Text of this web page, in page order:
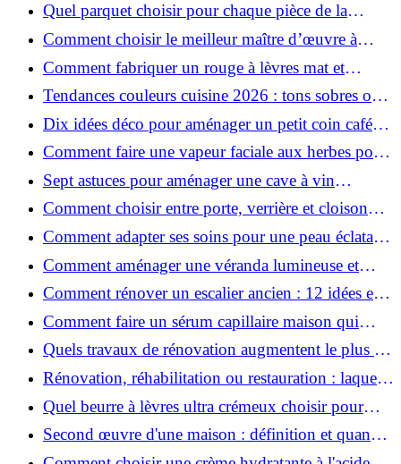
Quel parquet choisir pour chaque pièce de la
maison ?
Comment choisir le meilleur maître d’œuvre à
Grenoble en 2026 ?
Comment fabriquer un rouge à lèvres mat et
hydratant fait maison ?
Tendances couleurs cuisine 2026 : tons sobres ou
colorés, que choisir ?
Dix idées déco pour aménager un petit coin café
chez soi
Comment faire une vapeur faciale aux herbes pour
une peau plus saine et rajeunie ?
Sept astuces pour aménager une cave à vin
naturelle chez soi
Comment choisir entre porte, verrière et cloison
coulissante pour séparer vos pièces ?
Comment adapter ses soins pour une peau éclatante
en hiver ?
Comment aménager une véranda lumineuse et
conviviale : 12 idées déco
Comment rénover un escalier ancien : 12 idées et
astuces faciles pas à pas
Comment faire un sérum capillaire maison qui
stimule réellement la pousse des cheveux ?
Quels travaux de rénovation augmentent le plus la
valeur d'une maison pour la revente ?
Rénovation, réhabilitation ou restauration : laquelle
convient le mieux à mon logement ?
Quel beurre à lèvres ultra crémeux choisir pour
lèvres sèches et gercées?
Second œuvre d'une maison : définition et quand
le réaliser